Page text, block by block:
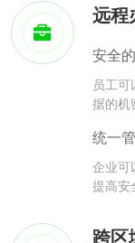
远程
安全
员工
据的机
统一
企业可
提高安
跨区